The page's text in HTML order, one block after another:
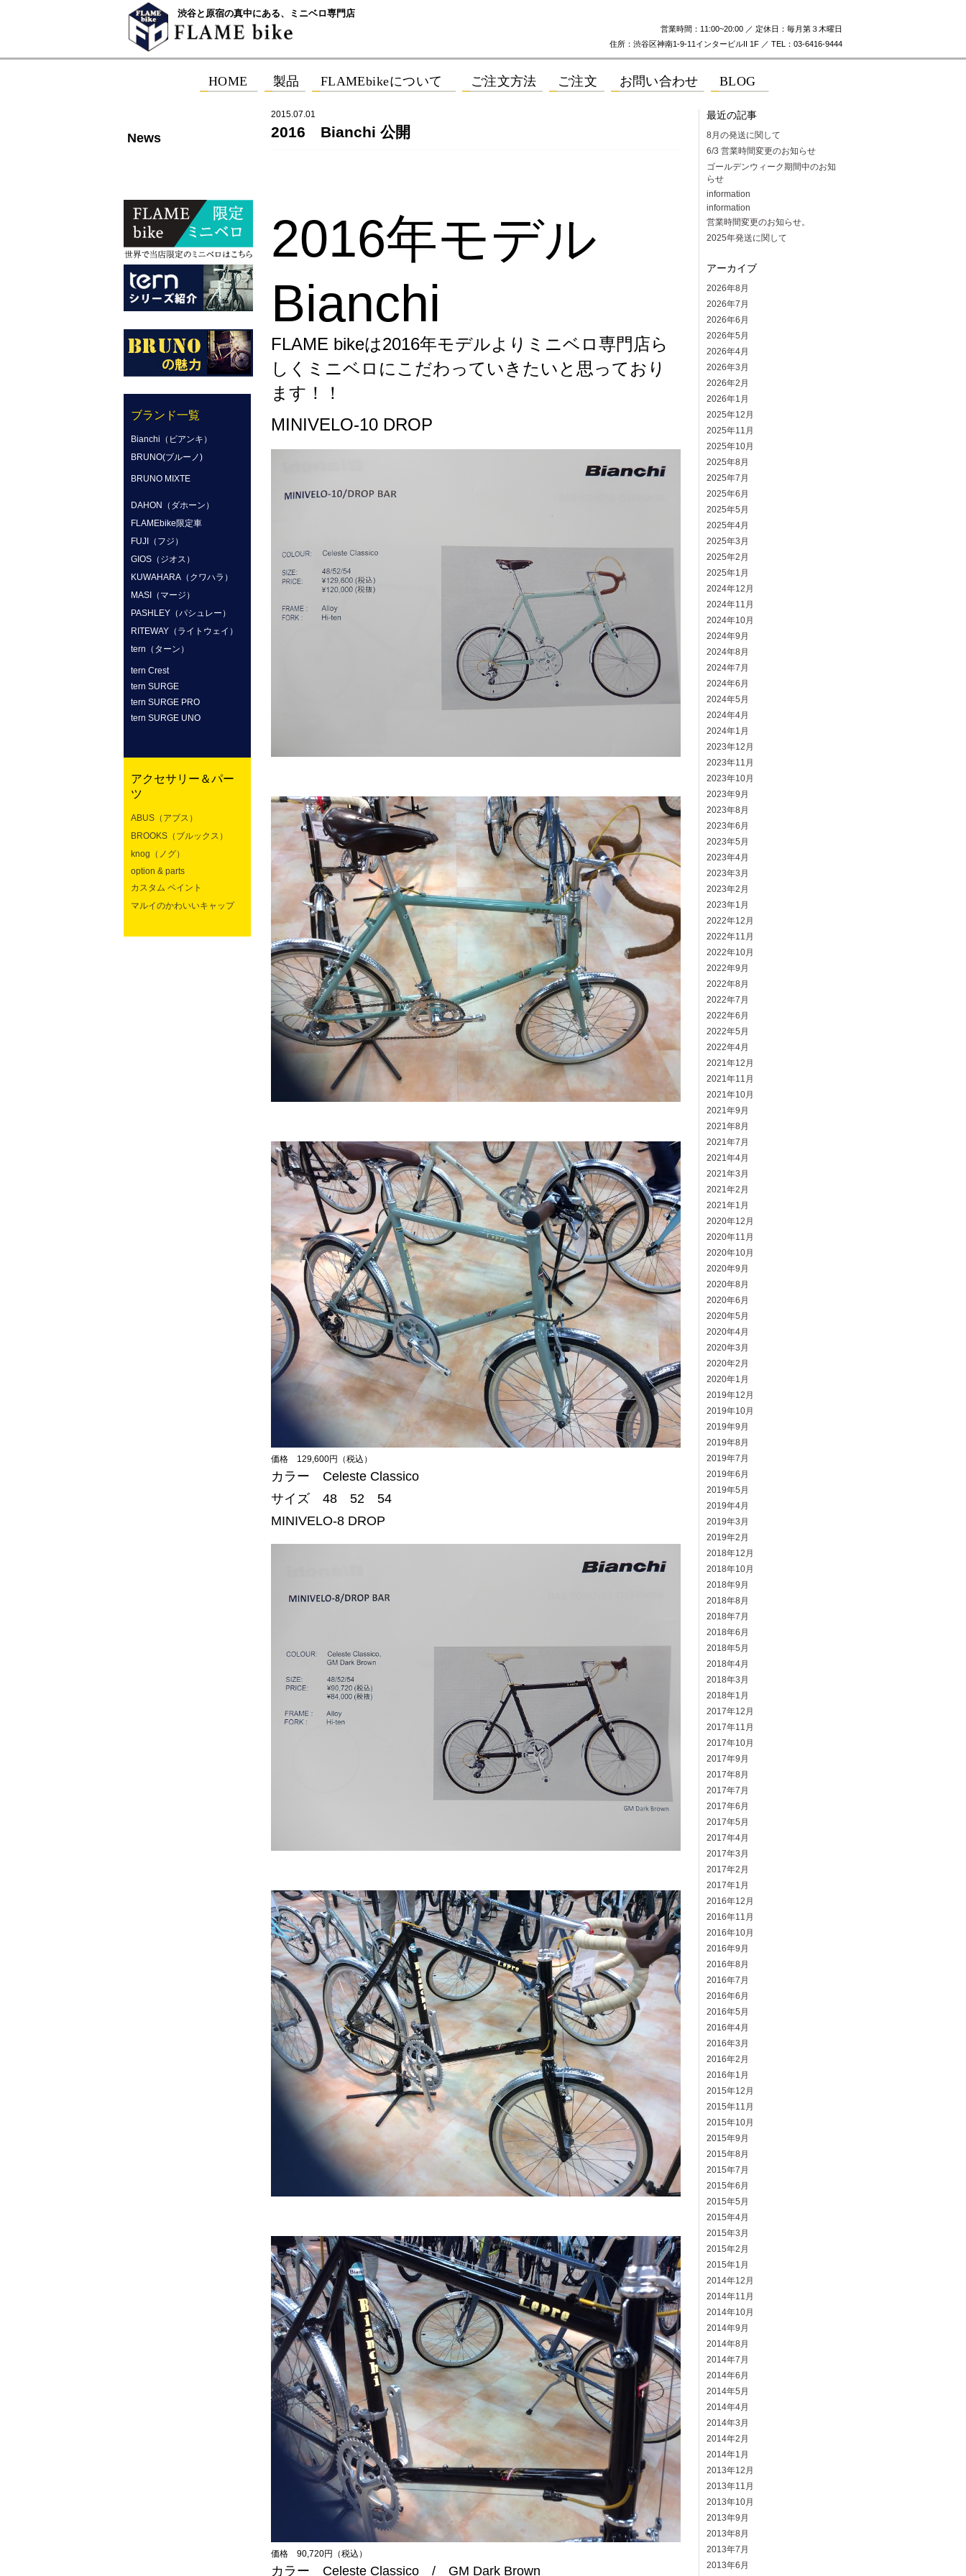
渋谷と原宿の真中にある、ミニベロ専門店
営業時間：11:00~20:00 ／ 定休日：毎月第３木曜日
住所：渋谷区神南1-9-11インタービルII 1F ／ TEL：03-6416-9444
News
ブランド一覧
Bianchi（ビアンキ）
BRUNO(ブルーノ)
BRUNO MIXTE
DAHON（ダホーン）
FLAMEbike限定車
FUJI（フジ）
GIOS（ジオス）
KUWAHARA（クワハラ）
MASI（マージ）
PASHLEY（パシュレー）
RITEWAY（ライトウェイ）
tern（ターン）
tern Crest
tern SURGE
tern SURGE PRO
tern SURGE UNO
アクセサリー＆パー
ツ
ABUS（アブス）
BROOKS（ブルックス）
knog（ノグ）
option & parts
カスタム ペイント
マルイのかわいいキャップ
2015.07.01
2016 Bianchi 公開
2016年モデル
Bianchi
FLAME bikeは2016年モデルよりミニベロ専門店ら
しくミニベロにこだわっていきたいと思っており
ます！！
MINIVELO-10 DROP
価格 129,600円（税込）
カラー Celeste Classico
サイズ 48 52 54
MINIVELO-8 DROP
価格 90,720円（税込）
カラー Celeste Classico / GM Dark Brown
最近の記事
8月の発送に関して
6/3 営業時間変更のお知らせ
ゴールデンウィーク期間中のお知
らせ
information
information
営業時間変更のお知らせ。
2025年発送に関して
アーカイブ
2026年8月
2026年7月
2026年6月
2026年5月
2026年4月
2026年3月
2026年2月
2026年1月
2025年12月
2025年11月
2025年10月
2025年8月
2025年7月
2025年6月
2025年5月
2025年4月
2025年3月
2025年2月
2025年1月
2024年12月
2024年11月
2024年10月
2024年9月
2024年8月
2024年7月
2024年6月
2024年5月
2024年4月
2024年1月
2023年12月
2023年11月
2023年10月
2023年9月
2023年8月
2023年6月
2023年5月
2023年4月
2023年3月
2023年2月
2023年1月
2022年12月
2022年11月
2022年10月
2022年9月
2022年8月
2022年7月
2022年6月
2022年5月
2022年4月
2021年12月
2021年11月
2021年10月
2021年9月
2021年8月
2021年7月
2021年4月
2021年3月
2021年2月
2021年1月
2020年12月
2020年11月
2020年10月
2020年9月
2020年8月
2020年6月
2020年5月
2020年4月
2020年3月
2020年2月
2020年1月
2019年12月
2019年10月
2019年9月
2019年8月
2019年7月
2019年6月
2019年5月
2019年4月
2019年3月
2019年2月
2018年12月
2018年10月
2018年9月
2018年8月
2018年7月
2018年6月
2018年5月
2018年4月
2018年3月
2018年1月
2017年12月
2017年11月
2017年10月
2017年9月
2017年8月
2017年7月
2017年6月
2017年5月
2017年4月
2017年3月
2017年2月
2017年1月
2016年12月
2016年11月
2016年10月
2016年9月
2016年8月
2016年7月
2016年6月
2016年5月
2016年4月
2016年3月
2016年2月
2016年1月
2015年12月
2015年11月
2015年10月
2015年9月
2015年8月
2015年7月
2015年6月
2015年5月
2015年4月
2015年3月
2015年2月
2015年1月
2014年12月
2014年11月
2014年10月
2014年9月
2014年8月
2014年7月
2014年6月
2014年5月
2014年4月
2014年3月
2014年2月
2014年1月
2013年12月
2013年11月
2013年10月
2013年9月
2013年8月
2013年7月
2013年6月